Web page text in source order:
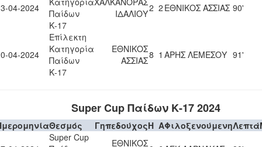
04-2024
Παίδων
Κ-17
ΙΔΑΛΙΟΥ2 2 ΕΘΝΙΚΟΣ ΑΣΣΙΑΣ 90'
04-2024
Επίλεκτη
Κατηγορία
Παίδων
Κ-17
ΕΘΝΙΚΟΣ
ΑΣΣΙΑΣ8 1 ΑΡΗΣ ΛΕΜΕΣΟΥ 91'
Super Cup Παίδων Κ-17 2024
Θεσμός ΓηπεδούχοςH AΦιλοξενούμενηΛεπτά
Super Cup
ΕΘΝΙΚΟΣ